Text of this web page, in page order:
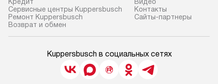
Сервисные центры Kuppersbusch
Ремонт Kuppersbusch
Возврат и обмен
Контакты
Сайты-партнеры
Kuppersbusch в социальных сетях